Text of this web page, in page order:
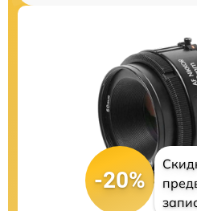
-20%